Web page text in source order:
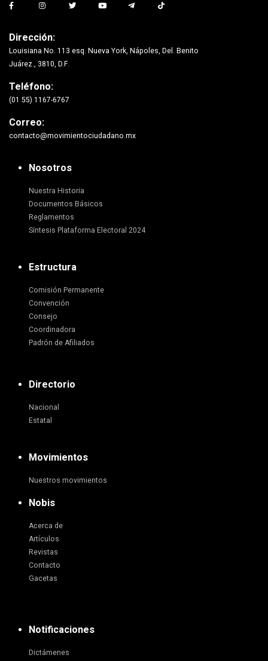
Dirección:
Louisiana No. 113 esq. Nueva York, Nápoles, Del. Benito
Juárez., 3810, D.F.
Teléfono:
(01 55) 1167-6767
Correo:
contacto@movimientociudadano.mx
Nosotros
Nuestra Historia
Documentos Básicos
Reglamentos
Síntesis Plataforma Electoral 2024
Estructura
Comisión Permanente
Convención
Consejo
Coordinadora
Padrón de Afiliados
Directorio
Nacional
Estatal
Movimientos
Nuestros movimientos
Nobis
Acerca de
Artículos
Revistas
Contacto
Gacetas
Notificaciones
Dictámenes